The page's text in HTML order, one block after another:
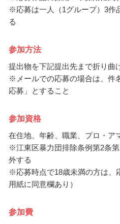
※応募は一人（1グループ）3作
る
参加方法
提出物を下記提出先まで折り曲
※メールでの応募の場合は、件
応募」とすること
参加資格
在住地、年齢、職業、プロ・ア
※江東区暴力団排除条例第2条
外する
※応募時点で18歳未満の方は、
用紙に同意欄あり）
参加費